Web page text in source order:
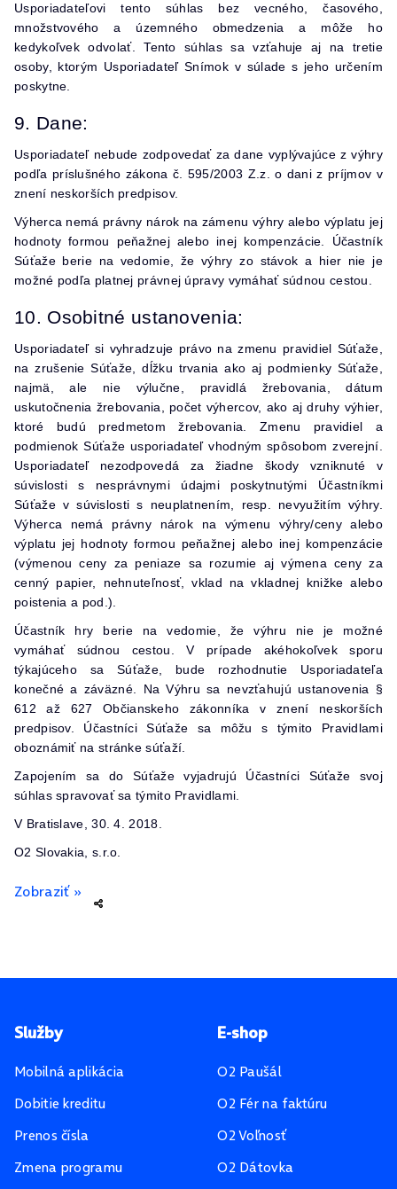
Usporiadateľovi tento súhlas bez vecného, časového,
množstvového a územného obmedzenia a môže ho
kedykoľvek odvolať. Tento súhlas sa vzťahuje aj na tretie
osoby, ktorým Usporiadateľ Snímok v súlade s jeho určením
poskytne.
9. Dane:
Usporiadateľ nebude zodpovedať za dane vyplývajúce z výhry
podľa príslušného zákona č. 595/2003 Z.z. o dani z príjmov v
znení neskorších predpisov.
Výherca nemá právny nárok na zámenu výhry alebo výplatu jej
hodnoty formou peňažnej alebo inej kompenzácie. Účastník
Súťaže berie na vedomie, že výhry zo stávok a hier nie je
možné podľa platnej právnej úpravy vymáhať súdnou cestou.
10. Osobitné ustanovenia:
Usporiadateľ si vyhradzuje právo na zmenu pravidiel Súťaže,
na zrušenie Súťaže, dĺžku trvania ako aj podmienky Súťaže,
najmä, ale nie výlučne, pravidlá žrebovania, dátum
uskutočnenia žrebovania, počet výhercov, ako aj druhy výhier,
ktoré budú predmetom žrebovania. Zmenu pravidiel a
podmienok Súťaže usporiadateľ vhodným spôsobom zverejní.
Usporiadateľ nezodpovedá za žiadne škody vzniknuté v
súvislosti s nesprávnymi údajmi poskytnutými Účastníkmi
Súťaže v súvislosti s neuplatnením, resp. nevyužitím výhry.
Výherca nemá právny nárok na výmenu výhry/ceny alebo
výplatu jej hodnoty formou peňažnej alebo inej kompenzácie
(výmenou ceny za peniaze sa rozumie aj výmena ceny za
cenný papier, nehnuteľnosť, vklad na vkladnej knižke alebo
poistenia a pod.).
Účastník hry berie na vedomie, že výhru nie je možné
vymáhať súdnou cestou. V prípade akéhokoľvek sporu
týkajúceho sa Súťaže, bude rozhodnutie Usporiadateľa
konečné a záväzné. Na Výhru sa nevzťahujú ustanovenia §
612 až 627 Občianskeho zákonníka v znení neskorších
predpisov. Účastníci Súťaže sa môžu s týmito Pravidlami
oboznámiť na stránke súťaží.
Zapojením sa do Súťaže vyjadrujú Účastníci Súťaže svoj
súhlas spravovať sa týmito Pravidlami.
V Bratislave, 30. 4. 2018.
O2 Slovakia, s.r.o.
Zobraziť »
Pätička stránky
Služby
Mobilná aplikácia
Dobitie kreditu
Prenos čísla
Zmena programu
E-shop
O2 Paušál
O2 Fér na faktúru
O2 Voľnosť
O2 Dátovka